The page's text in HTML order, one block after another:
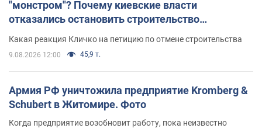
"монстром"? Почему киевские власти
отказались остановить строительство
небоскреба "московского верующего"
Какая реакция Кличко на петицию по отмене строительства
9.08.2026 12:00 45,9 т.
Армия РФ уничтожила предприятие Kromberg &
Schubert в Житомире. Фото
Когда предприятие возобновит работу, пока неизвестно